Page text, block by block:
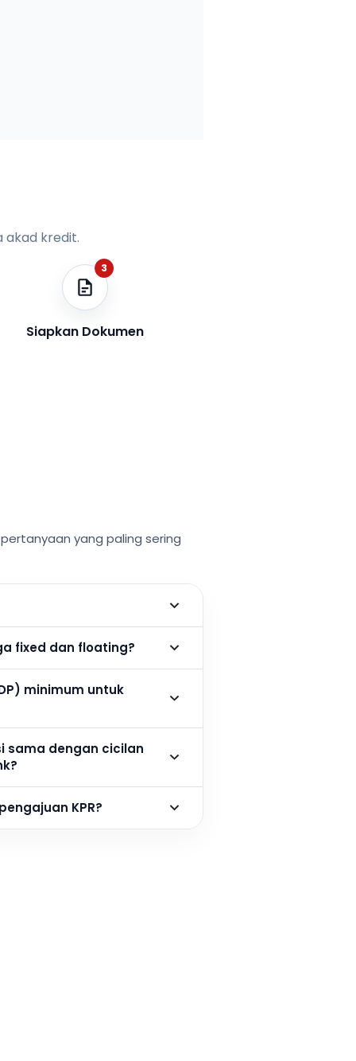
akad kredit.
3
Siapkan Dokumen
yang paling sering
fixed dan floating?
minimum untuk
sama dengan cicilan
KPR?